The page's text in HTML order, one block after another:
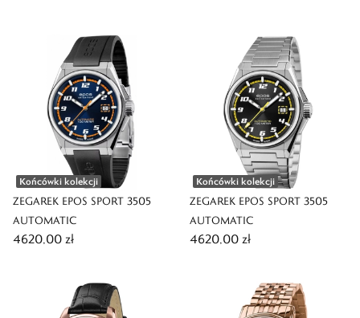
Końcówki kolekcji
ZEGAREK EPOS SPORT 3505
AUTOMATIC
4620,00 zł
Końcówki kolekcji
ZEGAREK EPOS SPORT 3505
AUTOMATIC
4620,00 zł